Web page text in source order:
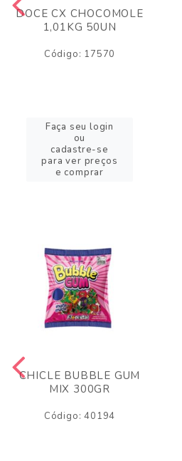
DOCE CX CHOCOMOLE
1,01KG 50UN
Código: 17570
Faça seu login
ou
cadastre-se
para ver preços
e comprar
CHICLE BUBBLE GUM
MIX 300GR
Código: 40194